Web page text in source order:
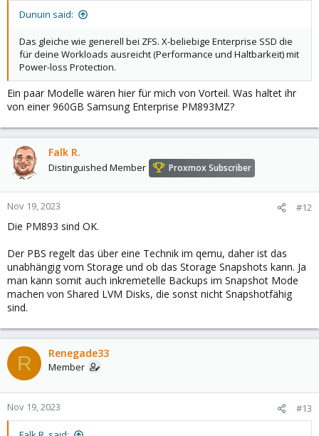
Dunuin said:
Das gleiche wie generell bei ZFS. X-beliebige Enterprise SSD die
für deine Workloads ausreicht (Performance und Haltbarkeit) mit
Power-loss Protection.
Ein paar Modelle wären hier für mich von Vorteil. Was haltet ihr
von einer 960GB Samsung Enterprise PM893MZ?
Falk R.
Distinguished Member Proxmox Subscriber
Nov 19, 2023 #12
Die PM893 sind OK.
Der PBS regelt das über eine Technik im qemu, daher ist das
unabhängig vom Storage und ob das Storage Snapshots kann. Ja
man kann somit auch inkremetelle Backups im Snapshot Mode
machen von Shared LVM Disks, die sonst nicht Snapshotfähig
sind.
R Renegade33
Member
Nov 19, 2023 #13